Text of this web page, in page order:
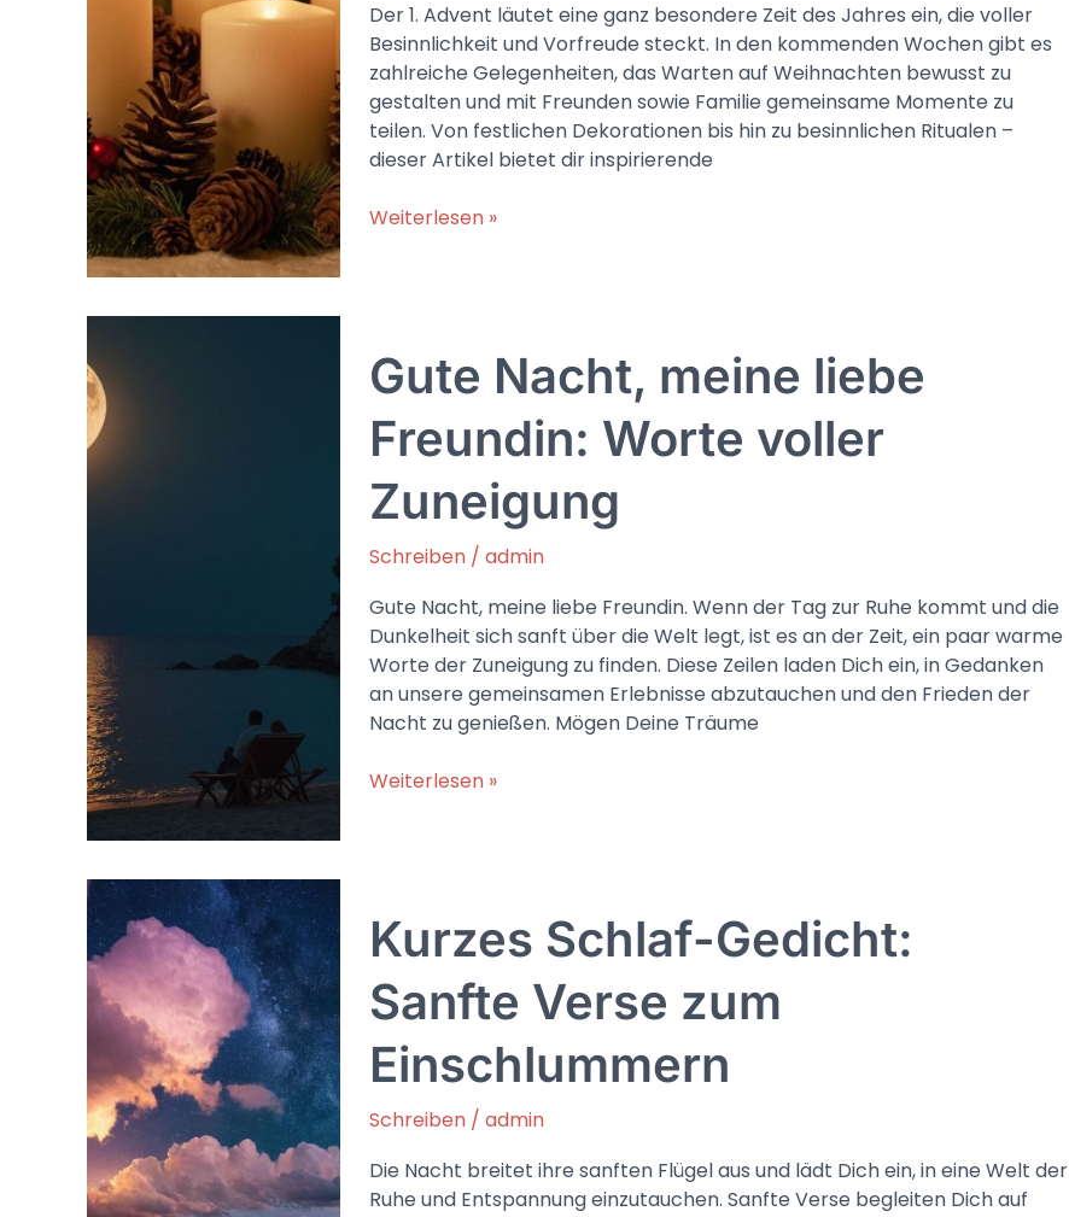
Der 1. Advent läutet eine ganz besondere Zeit des Jahres ein, die voller
Besinnlichkeit und Vorfreude steckt. In den kommenden Wochen gibt es
zahlreiche Gelegenheiten, das Warten auf Weihnachten bewusst zu
gestalten und mit Freunden sowie Familie gemeinsame Momente zu
teilen. Von festlichen Dekorationen bis hin zu besinnlichen Ritualen –
dieser Artikel bietet dir inspirierende
Schönen
Grüße
für
besinnliche
Vorweihnachtsstimmung
Weiterlesen »
Gute Nacht, meine liebe
Freundin: Worte voller
Zuneigung
Schreiben / admin
Gute Nacht, meine liebe Freundin. Wenn der Tag zur Ruhe kommt und die
Dunkelheit sich sanft über die Welt legt, ist es an der Zeit, ein paar warme
Worte der Zuneigung zu finden. Diese Zeilen laden Dich ein, in Gedanken
an unsere gemeinsamen Erlebnisse abzutauchen und den Frieden der
Nacht zu genießen. Mögen Deine Träume
Gute
Worte
voller
Zuneigung
Weiterlesen »
Kurzes Schlaf-Gedicht:
Sanfte Verse zum
Einschlummern
Schreiben / admin
Die Nacht breitet ihre sanften Flügel aus und lädt Dich ein, in eine Welt der
Ruhe und Entspannung einzutauchen. Sanfte Verse begleiten Dich auf